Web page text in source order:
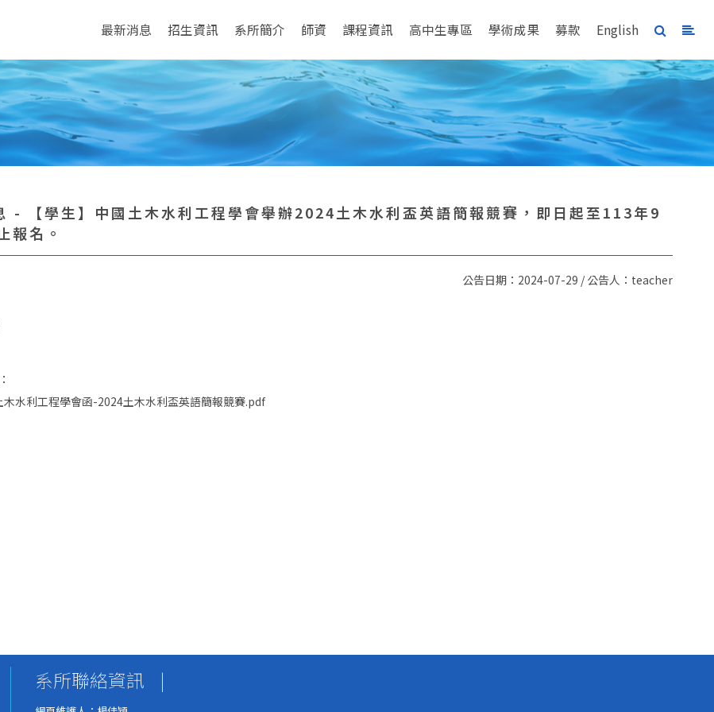
最新消息 招生資訊 系所簡介 師資 課程資訊 高中生專區 學術成果 募款 English
- 【學生】中國土木水利工程學會舉辦2024土木水利盃英語簡報競賽，即日起至113年9
報名。
公告日期：2024-07-29 / 公告人：teacher
木水利工程學會函-2024土木水利盃英語簡報競賽.pdf
系所聯絡資訊 |